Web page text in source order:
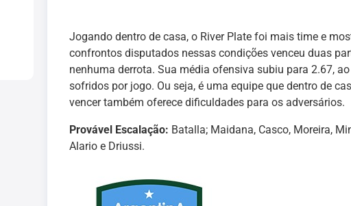
Jogando dentro de casa, o River Plate foi mais time e
confrontos disputados nessas condições venceu duas
nenhuma derrota. Sua média ofensiva subiu para 2.67,
sofridos por jogo. Ou seja, é uma equipe que dentro de
vencer também oferece dificuldades para os adversários.
Provável Escalação: Batalla; Maidana, Casco, Moreira,
Alario e Driussi.